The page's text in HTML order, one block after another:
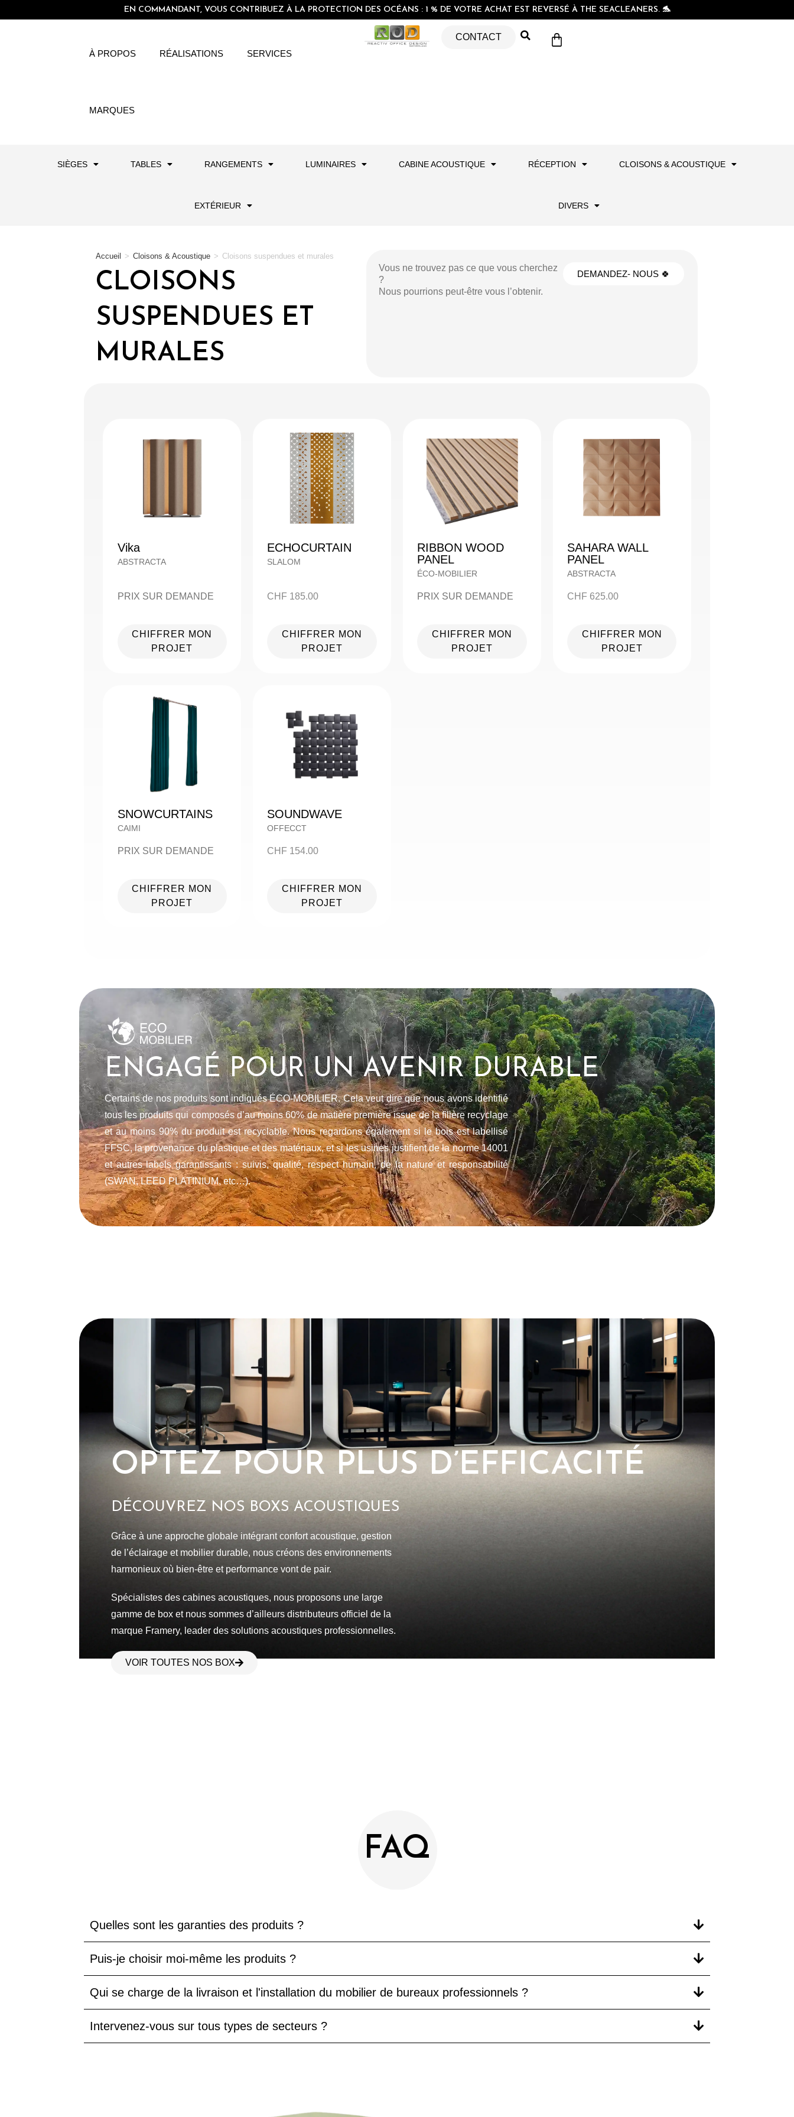
EN COMMANDANT, VOUS CONTRIBUEZ À LA PROTECTION DES OCÉANS : 1 % DE VOTRE ACHAT EST REVERSÉ À THE SEACLEANERS. 🐬
À PROPOS RÉALISATIONS SERVICES
MARQUES
CONTACT
SIÈGES TABLES RANGEMENTS LUMINAIRES CABINE ACOUSTIQUE RÉCEPTION CLOISONS & ACOUSTIQUE
EXTÉRIEUR DIVERS
Accueil > Cloisons & Acoustique > Cloisons suspendues et murales
CLOISONS
SUSPENDUES ET
MURALES
Vous ne trouvez pas ce que vous cherchez
?
Nous pourrions peut-être vous l’obtenir.
DEMANDEZ- NOUS 🍀
Vika
ABSTRACTA
PRIX SUR DEMANDE
CHIFFRER MON
PROJET
ECHOCURTAIN
SLALOM
CHF 185.00
CHIFFRER MON
PROJET
RIBBON WOOD
PANEL
ÉCO-MOBILIER
PRIX SUR DEMANDE
CHIFFRER MON
PROJET
SAHARA WALL
PANEL
ABSTRACTA
CHF 625.00
CHIFFRER MON
PROJET
SNOWCURTAINS
CAIMI
PRIX SUR DEMANDE
CHIFFRER MON
PROJET
SOUNDWAVE
OFFECCT
CHF 154.00
CHIFFRER MON
PROJET
ENGAGÉ POUR UN AVENIR DURABLE
Certains de nos produits sont indiqués ÉCO-MOBILIER. Cela veut dire que nous avons identifié
tous les produits qui composés d’au moins 60% de matière première issue de la filière recyclage
et au moins 90% du produit est recyclable. Nous regardons également si le bois est labellisé
FFSC, la provenance du plastique et des matériaux, et si les usines justifient de la norme 14001
et autres labels garantissants : suivis, qualité, respect humain, de la nature et responsabilité
(SWAN, LEED PLATINIUM, etc…).
OPTEZ POUR PLUS D’EFFICACITÉ
DÉCOUVREZ NOS BOXS ACOUSTIQUES
Grâce à une approche globale intégrant confort acoustique, gestion
de l’éclairage et mobilier durable, nous créons des environnements
harmonieux où bien-être et performance vont de pair.
Spécialistes des cabines acoustiques, nous proposons une large
gamme de box et nous sommes d’ailleurs distributeurs officiel de la
marque Framery, leader des solutions acoustiques professionnelles.
VOIR TOUTES NOS BOX
FAQ
Quelles sont les garanties des produits ?
Puis-je choisir moi-même les produits ?
Qui se charge de la livraison et l'installation du mobilier de bureaux professionnels ?
Intervenez-vous sur tous types de secteurs ?